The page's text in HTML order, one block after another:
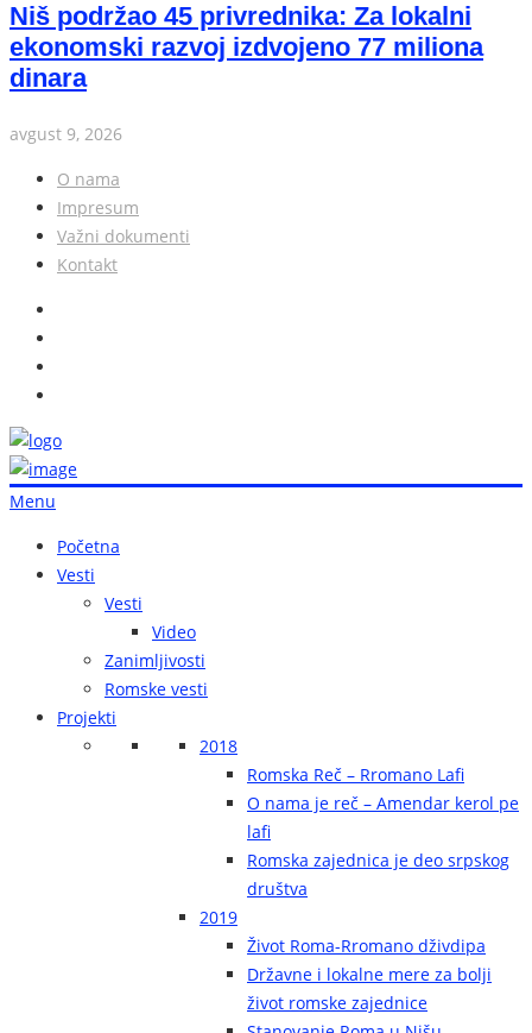
Niš podržao 45 privrednika: Za lokalni
ekonomski razvoj izdvojeno 77 miliona
dinara
avgust 9, 2026
O nama
Impresum
Važni dokumenti
Kontakt
Menu
Početna
Vesti
Vesti
Video
Zanimljivosti
Romske vesti
Projekti
2018
Romska Reč – Rromano Lafi
O nama je reč – Amendar kerol pe
lafi
Romska zajednica je deo srpskog
društva
2019
Život Roma-Rromano dživdipa
Državne i lokalne mere za bolji
život romske zajednice